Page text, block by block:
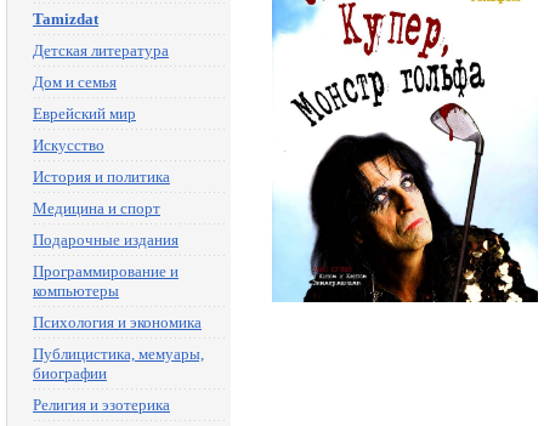
Tamizdat
Детская литература
Дом и семья
Еврейский мир
Искусство
История и политика
Медицина и спорт
Подарочные издания
Программирование и
компьютеры
Психология и экономика
Публицистика, мемуары,
биографии
Религия и эзотерика